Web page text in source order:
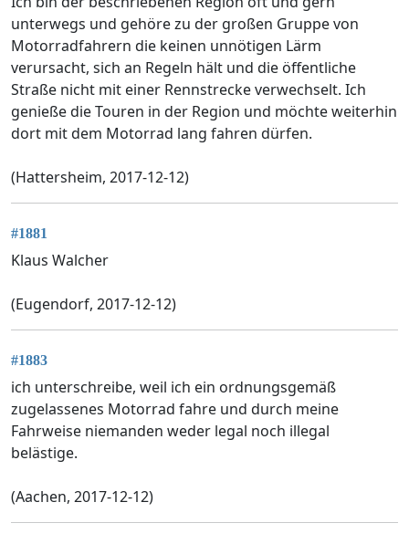
unterwegs und gehöre zu der großen Gruppe von
Motorradfahrern die keinen unnötigen Lärm
verursacht, sich an Regeln hält und die öffentliche
Straße nicht mit einer Rennstrecke verwechselt. Ich
genieße die Touren in der Region und möchte weiterhin
dort mit dem Motorrad lang fahren dürfen.
(Hattersheim, 2017-12-12)
#1881
Klaus Walcher
(Eugendorf, 2017-12-12)
#1883
ich unterschreibe, weil ich ein ordnungsgemäß
zugelassenes Motorrad fahre und durch meine
Fahrweise niemanden weder legal noch illegal
belästige.
(Aachen, 2017-12-12)